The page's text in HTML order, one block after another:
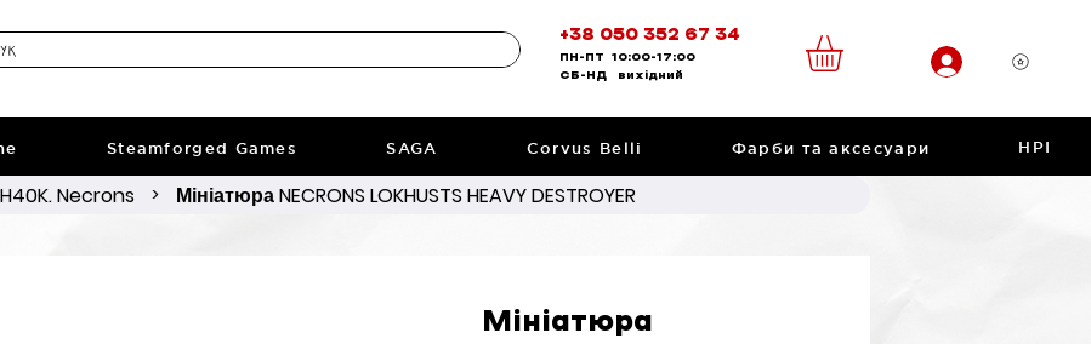
+38 050 352 67 34
ПН-ПТ 10:00-17:00
CБ-НД вихідний
Steamforged Games SAGA Corvus Belli Фарби та аксесуари НРІ
Necrons > Мініатюра NECRONS LOKHUSTS HEAVY DESTROYER
Мініатюра